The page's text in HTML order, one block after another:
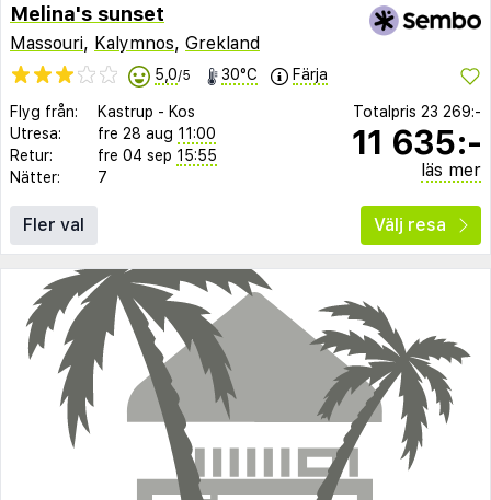
Melina's sunset
Massouri, Kalymnos, Grekland
5,0/5 30°C Färja
Flyg från: Kastrup - Kos
Utresa:
fre 28 aug 11:00
Retur:
fre 04 sep 15:55
Nätter:
7
Totalpris 23 269:-
11 635:-
läs mer
Fler val Välj resa